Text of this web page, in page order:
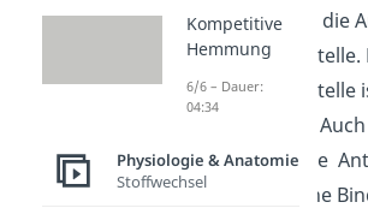
Antikörper binden die
Antigenbindungsstelle.
Antigenbindungsstelle
gewisse Antigene.
also nur bestimmte
Antikörper. Für eine
Kompetitive
Hemmung
6/6 – Dauer:
04:34
Physiologie & Anatomie
Stoffwechsel